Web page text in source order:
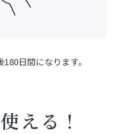
180日間になります。
える！